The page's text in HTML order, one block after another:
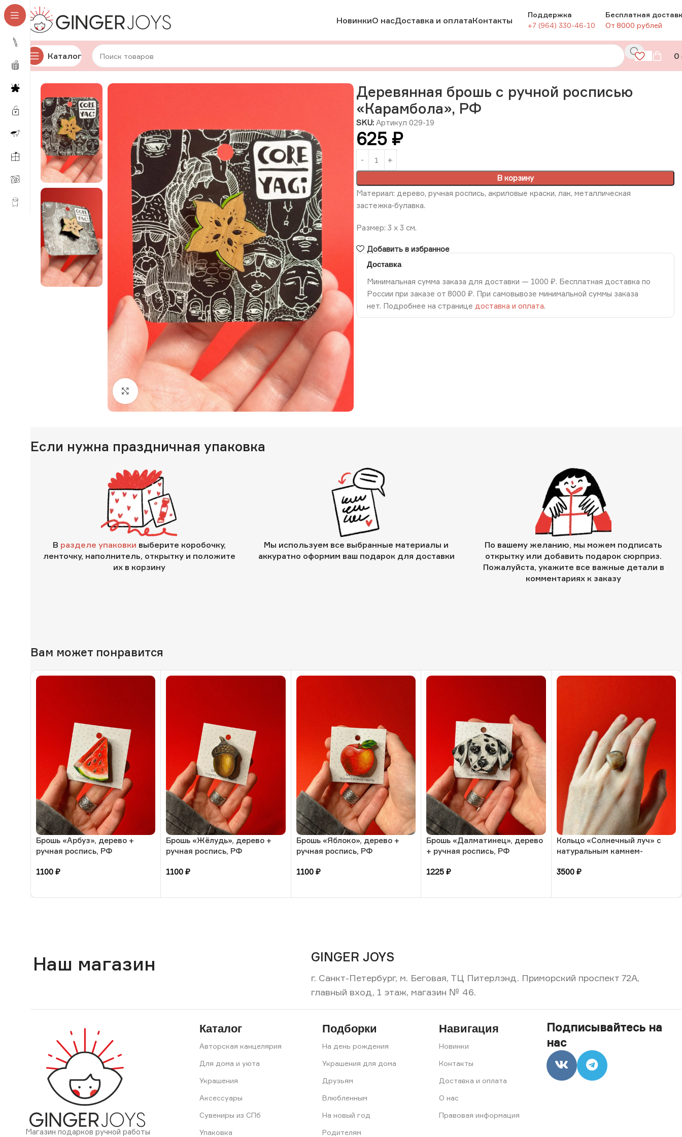
НовинкиО насДоставка и оплатаКонтакты
Поддержка
+7 (964) 330-46-10
Бесплатная
От 8000 рублей
Каталог 0
Главная Украшения Брошки и значки Деревянные брошки Деревянная брошь с ручной росписью «Карамбола», РФ
Нажмите, чтобы увеличить изображение
Деревянная брошь с ручной росписью
«Карамбола», РФ
SKU: Артикул 029-19
625 ₽
В корзину
Материал: дерево, ручная роспись, акриловые краски, лак, металлическая
застежка‑булавка.
Размер: 3 х 3 см.
Добавить в избранное
Доставка
Минимальная сумма заказа для доставки — 1000 ₽. Бесплатная доставка по
России при заказе от 8000 ₽. При самовывозе минимальной суммы заказа
нет. Подробнее на странице доставка и оплата.
Если нужна праздничная упаковка
В разделе упаковки выберите коробочку,
ленточку, наполнитель, открытку и положите
их в корзину
Мы используем все выбранные материалы и
аккуратно оформим ваш подарок для доставки
По вашему желанию, мы можем подписать
открытку или добавить подарок сюрприз.
Пожалуйста, укажите все важные детали в
комментариях к заказу
Вам может понравится
Брошь «Арбуз», дерево +
ручная роспись, РФ
1100 ₽
Брошь «Жёлудь», дерево +
ручная роспись, РФ
1100₽
Брошь «Яблоко», дерево +
ручная роспись, РФ
1100 ₽
Брошь «Далматинец», дерево
+ ручная роспись, РФ
1225₽
Кольцо «Солнечный луч» с
натуральным камнем-
размера, РБ
3500 ₽
Наш магазин GINGER JOYS
г. Санкт-Петербург, м. Беговая, ТЦ Питерлэнд. Приморский проспект 72А,
главный вход, 1 этаж, магазин № 46.
Магазин подарков ручной работы
Каталог
Авторская канцелярия
Для дома и уюта
Украшения
Аксессуары
Сувениры из СПб
Упаковка
Подборки
На день рождения
Украшения для дома
Друзьям
Влюбленным
На новый год
Родителям
Навигация
Новинки
Контакты
Доставка и оплата
О нас
Правовая информация
Подписывайтесь на
нас